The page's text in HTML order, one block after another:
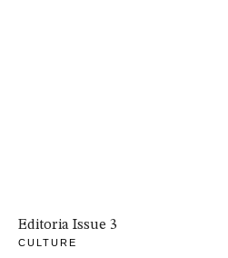
Editoria Issue 3
CULTURE